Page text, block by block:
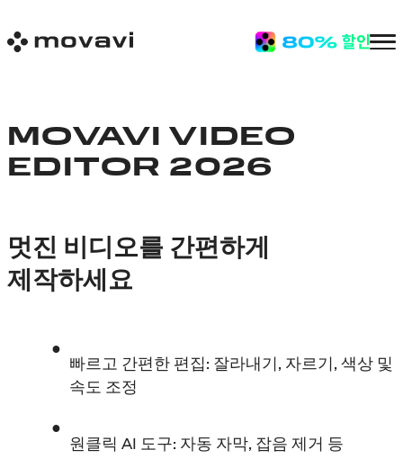
MOVAVI VIDEO
EDITOR 2026
멋진 비디오를 간편하게
제작하세요
빠르고 간편한 편집: 잘라내기, 자르기, 색상 및
속도 조정
원클릭 AI 도구: 자동 자막, 잡음 제거 등